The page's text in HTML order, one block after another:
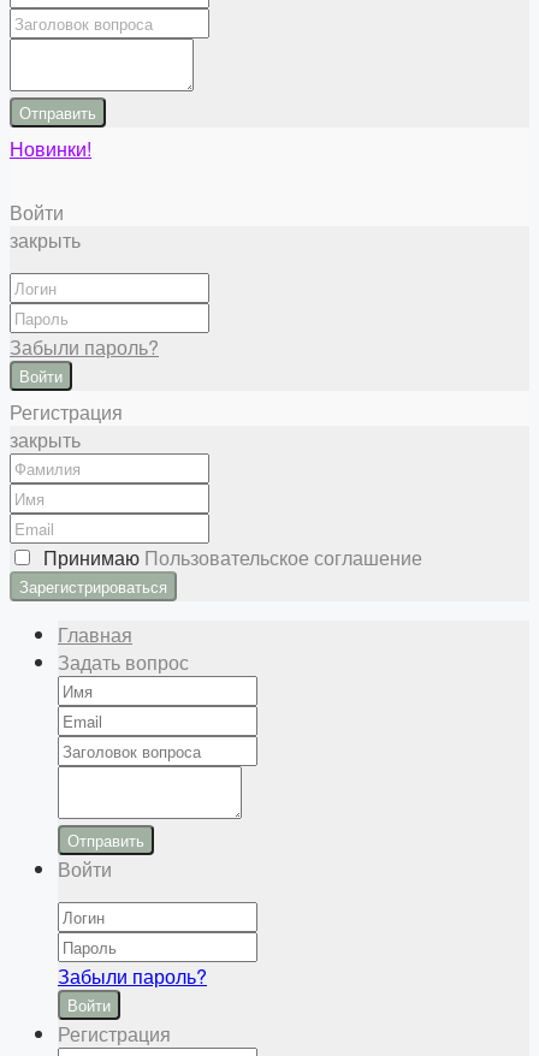
Отправить
Новинки!
Войти
закрыть
Забыли пароль?
Войти
Регистрация
закрыть
Принимаю Пользовательское соглашение
Главная
Задать вопрос
Отправить
Войти
Забыли пароль?
Войти
Регистрация